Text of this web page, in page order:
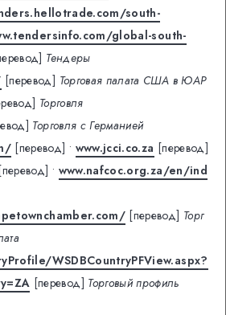
south-
global-south-
Тендеры
[перевод] Торговая палата США в ЮАР
Торговля
Торговля с Германией
[перевод] • www.jcci.co.za [перевод]
[перевод] • www.nafcoc.org.za/en/ind
[перевод] Торг
WSDBCountryPFView.aspx?
[перевод] Торговый профиль